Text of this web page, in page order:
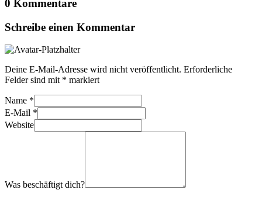
0 Kommentare
Schreibe einen Kommentar
Deine E-Mail-Adresse wird nicht veröffentlicht. Erforderliche
Felder sind mit * markiert
Name *
E-Mail *
Website
Was beschäftigt dich?